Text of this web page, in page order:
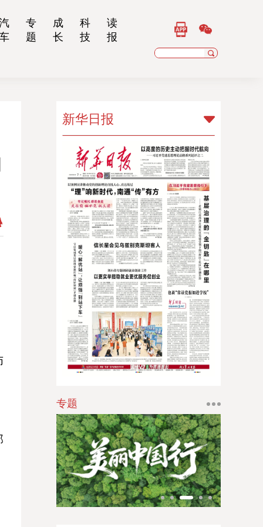
专
题
成
长
科
技
读
报
新华日报
新华日报
扬子晚报
乡村干部报
南京晨报
江苏经济报
江苏法治报
江南时报
新苏商
扬子体育报
银潮
华人时刊
专题